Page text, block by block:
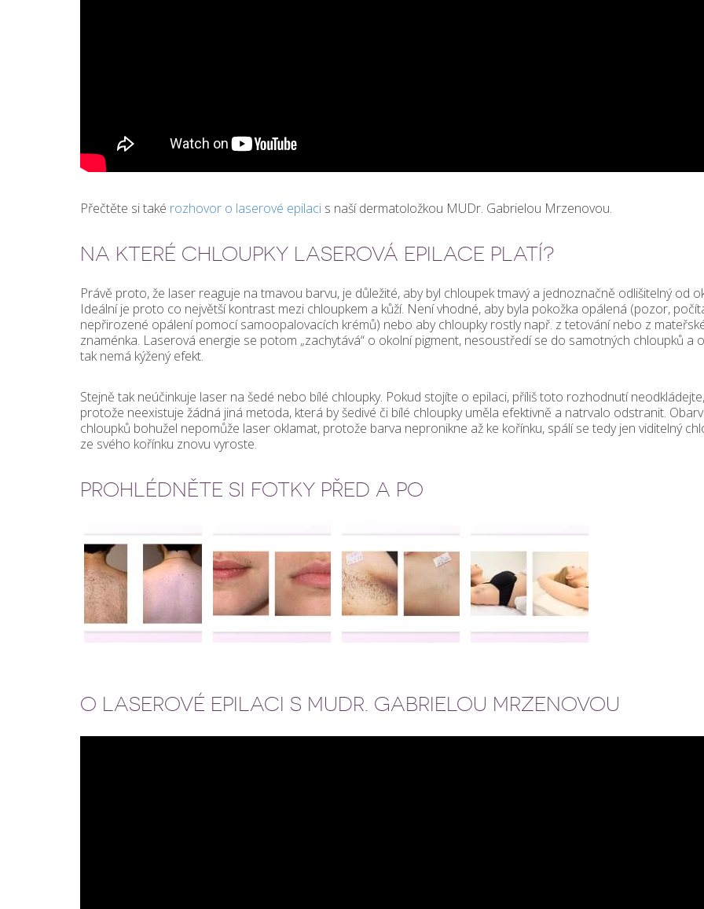
Přečtěte si také rozhovor o laserové epilaci s naší dermatoložkou MUDr. Gabrielou Mrzenovou.
NA KTERÉ CHLOUPKY LASEROVÁ EPILACE PLATÍ?
Právě proto, že laser reaguje na tmavou barvu, je důležité, aby byl chloupek tmavý a jednoznačně odlišitelný od
Ideální je proto co největší kontrast mezi chloupkem a kůží. Není vhodné, aby byla pokožka opálená (pozor,
nepřirozené opálení pomocí samoopalovacích krémů) nebo aby chloupky rostly např. z tetování nebo z
znaménka. Laserová energie se potom „zachytává“ o okolní pigment, nesoustředí se do samotných chloupků a
tak nemá kýžený efekt.
Stejně tak neúčinkuje laser na šedé nebo bílé chloupky. Pokud stojíte o epilaci, příliš toto rozhodnutí neodkládejte,
protože neexistuje žádná jiná metoda, která by šedivé či bílé chloupky uměla efektivně a natrvalo odstranit.
chloupků bohužel nepomůže laser oklamat, protože barva nepronikne až ke kořínku, spálí se tedy jen viditelný
ze svého kořínku znovu vyroste.
PROHLÉDNĚTE SI FOTKY PŘED A PO
O LASEROVÉ EPILACI S MUDR. GABRIELOU MRZENOVOU